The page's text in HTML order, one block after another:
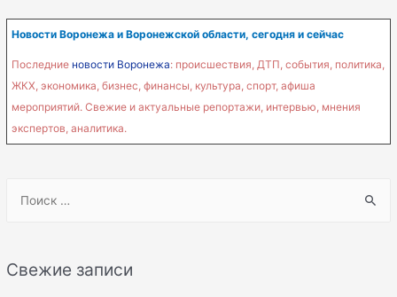
Новости Воронежа и Воронежской области, сегодня и сейчас
Последние новости Воронежа: происшествия, ДТП, события, политика,
ЖКХ, экономика, бизнес, финансы, культура, спорт, афиша
мероприятий. Свежие и актуальные репортажи, интервью, мнения
экспертов, аналитика.
r
Свежие записи